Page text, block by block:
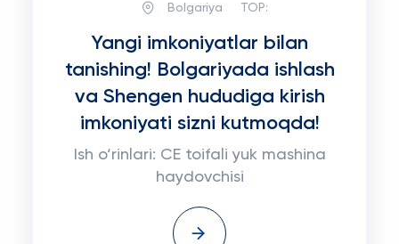
Bolgariya TOP:
Yangi imkoniyatlar bilan
tanishing! Bolgariyada ishlash
va Shengen hududiga kirish
imkoniyati sizni kutmoqda!
Ish o‘rinlari: CE toifali yuk mashina
haydovchisi